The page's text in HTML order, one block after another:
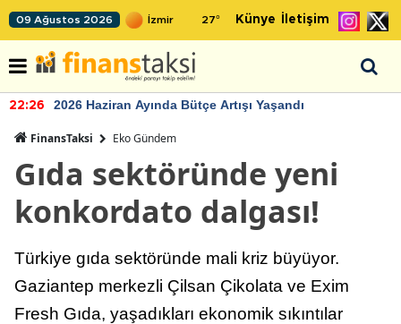
09 Ağustos 2026 27° Künye İletişim
22:26 2026 Haziran Ayında Bütçe Artışı Yaşandı
FinansTaksi Eko Gündem
Gıda sektöründe yeni
konkordato dalgası!
Türkiye gıda sektöründe mali kriz büyüyor.
Gaziantep merkezli Çilsan Çikolata ve Exim
Fresh Gıda, yaşadıkları ekonomik sıkıntılar